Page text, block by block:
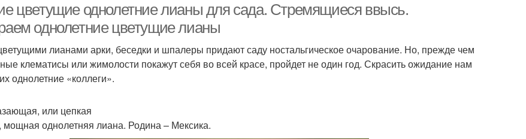
цветущие однолетние лианы для сада. Стремящиеся ввысь.
однолетние цветущие лианы
лианами арки, беседки и шпалеры придают саду ностальгическое очарование. Но, прежде чем
клематисы или жимолости покажут себя во всей красе, пройдет не один год. Скрасить ожидание нам
однолетние «коллеги».
или цепкая
мощная однолетняя лиана. Родина – Мексика.